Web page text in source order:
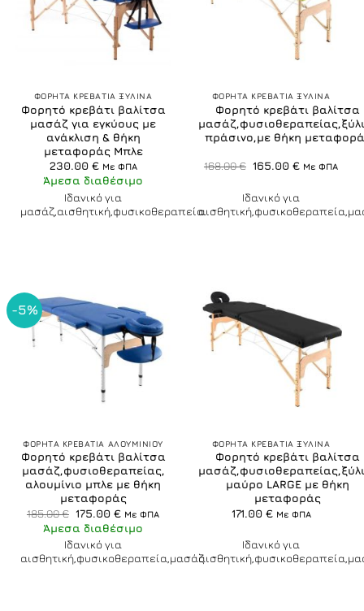
ΦΟΡΗΤΑ ΚΡΕΒΑΤΙΑ ΞΥΛΙΝΑ
Φορητό κρεβάτι βαλίτσα
μασάζ για εγκύους με
ανάκλιση & θήκη
μεταφοράς Μπλε
230.00 € Με ΦΠΑ
Άμεσα διαθέσιμο
Ιδανικό για
μασάζ,αισθητική,φυσικοθεραπεία.
ΦΟΡΗΤΑ ΚΡΕΒΑΤΙΑ ΞΥΛΙΝΑ
Φορητό κρεβάτι βαλίτσα
πράσινο,με θήκη
168.00€ Original
168.00 €.
165.00€ Η
165.00 €.
Με ΦΠΑ
Ιδανικό για
-5%
ΦΟΡΗΤΑ ΚΡΕΒΑΤΙΑ ΑΛΟΥΜΙΝΙΟΥ
Φορητό κρεβάτι βαλίτσα
μασάζ,φυσιοθεραπείας,
αλουμίνιο μπλε με θήκη
μεταφοράς
185.00€ Original
price
was:
185.00 €.
175.00€ Η
τρέχουσα
τιμή
είναι:
175.00 €.
Με ΦΠΑ
Άμεσα διαθέσιμο
Ιδανικό για
αισθητική,φυσικοθεραπεία,μασάζ
ΦΟΡΗΤΑ ΚΡΕΒΑΤΙΑ ΞΥΛΙΝΑ
Φορητό κρεβάτι βαλίτσα
μαύρο LARGE με θήκη
μεταφοράς
171.00 € Με ΦΠΑ
Ιδανικό για